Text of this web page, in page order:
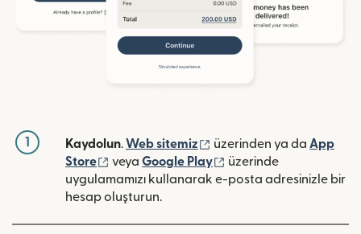
1 Kaydolun.Web sitemiz (yeni pencerede açılır)
üzerinden ya da App
Store
(yeni pencerede açılır)
veya Google Play (yeni pencerede açılır)
üzerinde
uygulamamızı kullanarak e-posta adresinizle bir
hesap oluşturun.